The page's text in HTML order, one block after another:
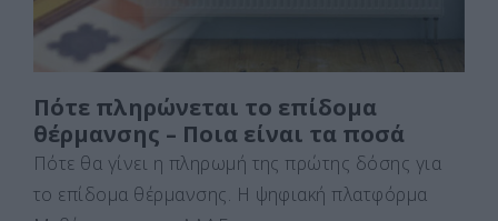
Πότε πληρώνεται το επίδομα
θέρμανσης – Ποια είναι τα ποσά
Πότε θα γίνει η πληρωμή της πρώτης δόσης για
το επίδομα θέρμανσης. Η ψηφιακή πλατφόρμα